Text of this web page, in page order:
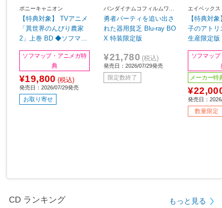
ポニーキャニオン
【特典対象】 TVアニメ
「異世界のんびり農家
2」上巻 BD ◆ソフマッ
入特典「上下巻収納BO
X・B2タペストリー（キ
ービジュアル絵柄）」
ソフマップ・アニメガ特
典
¥19,800 (税込)
発売日：2026/07/29発売
お取り寄せ
バンダイナムコフィルムワー
クス
勇者パーティを追い出さ
れた器用貧乏 Blu-ray BO
X 特装限定版
¥21,780 (税込)
発売日：2026/07/29発売
限定数終了
エイベック
【特典対
子のアト
生産限定
購入特典
＆缶バッ
7mm)」
ソフマッ
メーカー特
発売日：
数量限定
CD ランキング もっと見る